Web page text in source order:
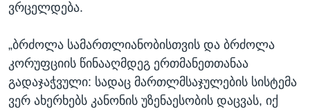
ვრცელდება.
„ბრძოლა სამართლიანობისთვის და ბრძოლა
კორუფციის წინააღმდეგ ერთმანეთთანაა
გადაჯაჭვული: სადაც მართლმსაჯულების სისტემა
ვერ ახერხებს კანონის უზენაესობის დაცვას, იქ